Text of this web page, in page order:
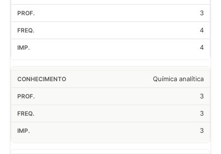
3
4
4
Química analítica
3
3
3